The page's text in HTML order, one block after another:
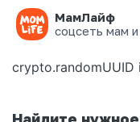
МамЛайф
соцсеть мам
Ошибка на